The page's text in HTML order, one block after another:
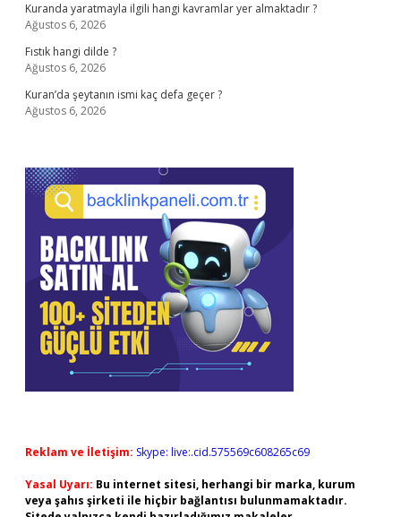
Kuranda yaratmayla ilgili hangi kavramlar yer almaktadır ?
Ağustos 6, 2026
Fıstık hangi dilde ?
Ağustos 6, 2026
Kuran’da şeytanın ismi kaç defa geçer ?
Ağustos 6, 2026
Reklam ve İletişim: Skype: live:.cid.575569c608265c69
Yasal Uyarı: Bu internet sitesi, herhangi bir marka, kurum
veya şahıs şirketi ile hiçbir bağlantısı bulunmamaktadır.